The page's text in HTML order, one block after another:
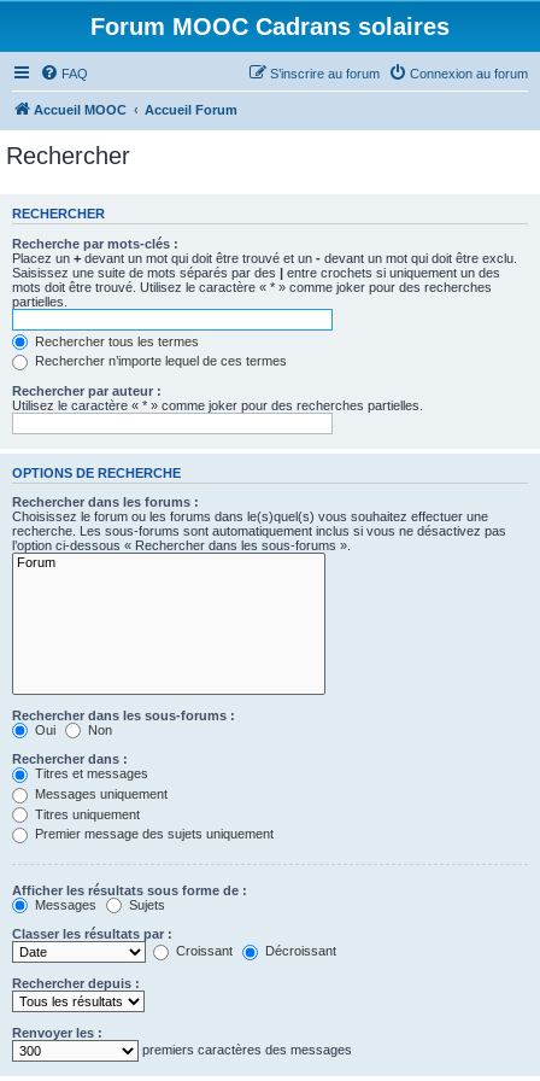
Forum MOOC Cadrans solaires
FAQ Connexion au forum
S’inscrire au forum
Accueil MOOC Accueil Forum
Rechercher
RECHERCHER
Recherche par mots-clés :
Placez un + devant un mot qui doit être trouvé et un - devant un mot qui doit être exclu.
Saisissez une suite de mots séparés par des | entre crochets si uniquement un des
mots doit être trouvé. Utilisez le caractère « * » comme joker pour des recherches
partielles.
Rechercher tous les termes
Rechercher n’importe lequel de ces termes
Rechercher par auteur :
Utilisez le caractère « * » comme joker pour des recherches partielles.
OPTIONS DE RECHERCHE
Rechercher dans les forums :
Choisissez le forum ou les forums dans le(s)quel(s) vous souhaitez effectuer une
recherche. Les sous-forums sont automatiquement inclus si vous ne désactivez pas
l’option ci-dessous « Rechercher dans les sous-forums ».
Rechercher dans les sous-forums :
Oui
Non
Rechercher dans :
Titres et messages
Messages uniquement
Titres uniquement
Premier message des sujets uniquement
Afficher les résultats sous forme de :
Messages
Sujets
Classer les résultats par :
Croissant
Décroissant
Rechercher depuis :
Renvoyer les :
premiers caractères des messages